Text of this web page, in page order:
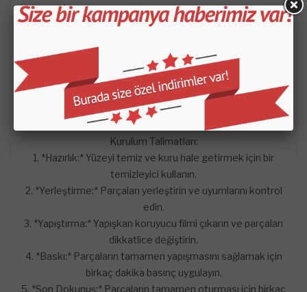
Estetik İyileştirme:* Aracınıza kişiselleştirilmiş ve zarif bir
görünüm kazandırır.
uzun ömürlü kullanım sağlar.
- *Kolay Bakım:* Kolay temizlenebilen yüzeyi sayesinde
bakım gerektirmez.
- *Yüksek Dayanıklılık:* Yıllarca kullanımdan sonra bile
şıklığını ve bütünlüğünü korur.
Kurulum Talimatları:
1. *Hazırlık:* Yüzeyi temiz ve kuru hale getirmek için bir
temizleyici kullanın.
2. *Yerleştirme:* Parçaları yerleştirin ve uyumlarını kontrol
edin.
3. *Yapıştırma:* Yapışkan koruyucu filmi çıkarın ve parçaları
dikkatlice değiştirin.
4. *Baskı:* Parçaların tamamen yapışmasını sağlamak için
birkaç dakika basınç uygulayın.
5. *Son Dokunuş:* Parçaların tamamen oturması için birkaç